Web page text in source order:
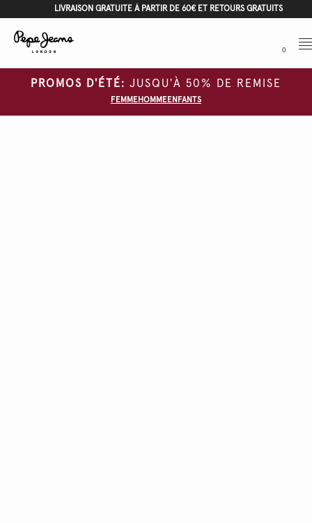
LIVRAISON GRATUITE À PARTIR DE 60€ ET RETOURS GRATUITS
0
PROMOS D'ÉTÉ: JUSQU'À 50% DE REMISE
FEMMEHOMMEENFANTS